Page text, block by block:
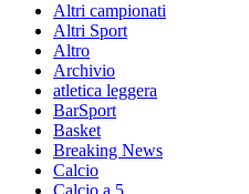
Altri campionati
Altri Sport
Altro
Archivio
atletica leggera
BarSport
Basket
Breaking News
Calcio
Calcio a 5